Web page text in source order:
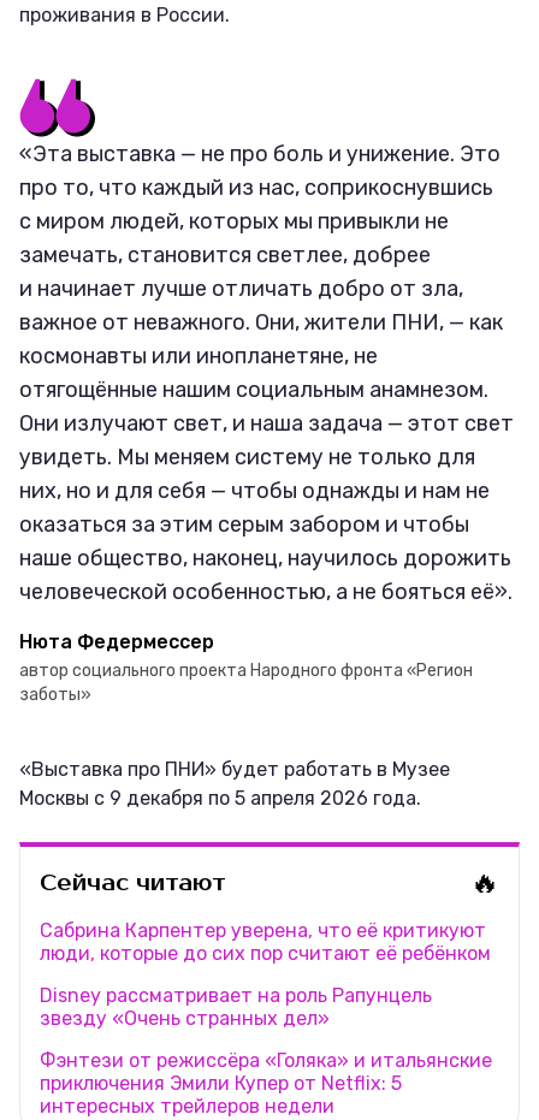
проживания в России.
«Эта выставка — не про боль и унижение. Это
про то, что каждый из нас, соприкоснувшись
с миром людей, которых мы привыкли не
замечать, становится светлее, добрее
и начинает лучше отличать добро от зла,
важное от неважного. Они, жители ПНИ, — как
космонавты или инопланетяне, не
отягощённые нашим социальным анамнезом.
Они излучают свет, и наша задача — этот свет
увидеть. Мы меняем систему не только для
них, но и для себя — чтобы однажды и нам не
оказаться за этим серым забором и чтобы
наше общество, наконец, научилось дорожить
человеческой особенностью, а не бояться её».
Нюта Федермессер
автор социального проекта Народного фронта «Регион
заботы»
«Выставка про ПНИ» будет работать в Музее
Москвы с 9 декабря по 5 апреля 2026 года.
Сейчас читают 🔥
Сабрина Карпентер уверена, что её критикуют
люди, которые до сих пор считают её ребёнком
Disney рассматривает на роль Рапунцель
звезду «Очень странных дел»
Фэнтези от режиссёра «Голяка» и итальянские
приключения Эмили Купер от Netflix: 5
интересных трейлеров недели